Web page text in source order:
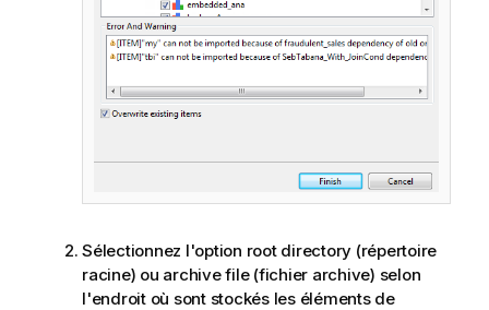
Sélectionnez l'option root directory (répertoire
racine) ou archive file (fichier archive) selon
l'endroit où sont stockés les éléments de